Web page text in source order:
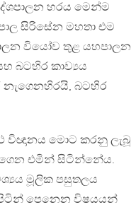
හරය මෙන්ම
සිරිසේන මහතා එම
වියෝව තුළ යහපාලන
බටහිර කාව්‍යය
නැගෙනහිරයි, බටහිර
විඥානය මොට කරනු ලැබූ
එමින් සිටින්නේය.
මූලික පසුතලය
පෙනෙන විෂයයන්